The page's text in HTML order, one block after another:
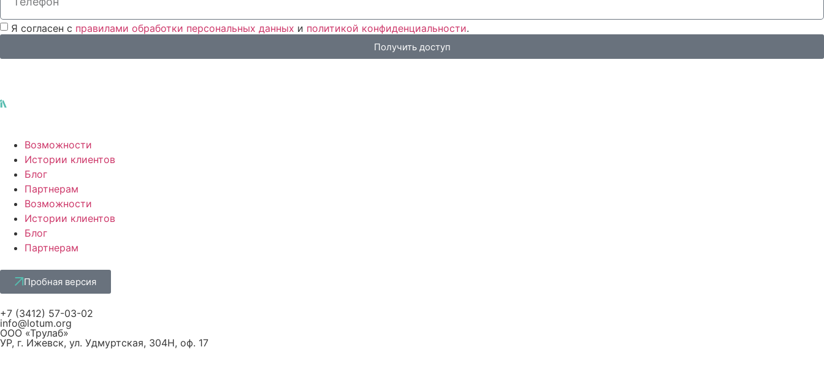
Я согласен с правилами обработки персональных данных и политикой конфиденциальности.
Получить доступ
Возможности
Истории клиентов
Блог
Партнерам
Возможности
Истории клиентов
Блог
Партнерам
Пробная версия
+7 (3412) 57-03-02
info@lotum.org
ООО «Трулаб»
УР, г. Ижевск, ул. Удмуртская, 304Н, оф. 17